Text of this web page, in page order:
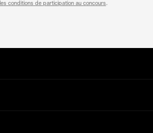
les conditions de participation au concours.